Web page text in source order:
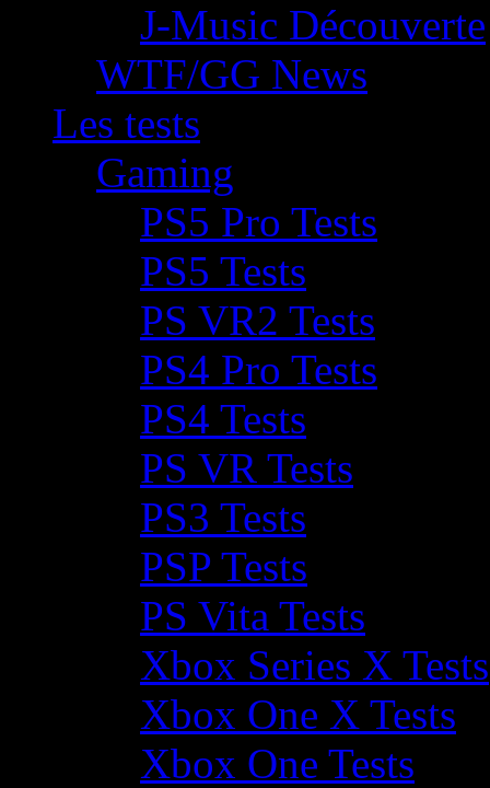
J-Music Découverte
WTF/GG News
Les tests
Gaming
PS5 Pro Tests
PS5 Tests
PS VR2 Tests
PS4 Pro Tests
PS4 Tests
PS VR Tests
PS3 Tests
PSP Tests
PS Vita Tests
Xbox Series X Tests
Xbox One X Tests
Xbox One Tests